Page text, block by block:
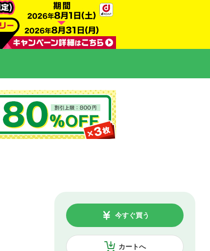
カートへ
今すぐ買う